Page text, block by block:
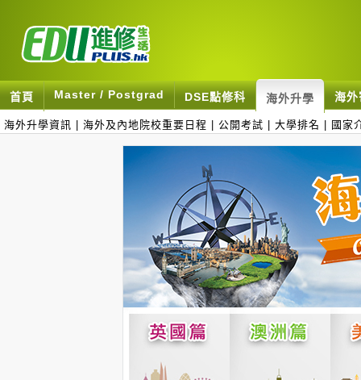
首頁 Master / Postgrad DSE點修科 海外升學 海
海外升學資訊 海外及內地院校重要日程 公開考試 大學排名 國家